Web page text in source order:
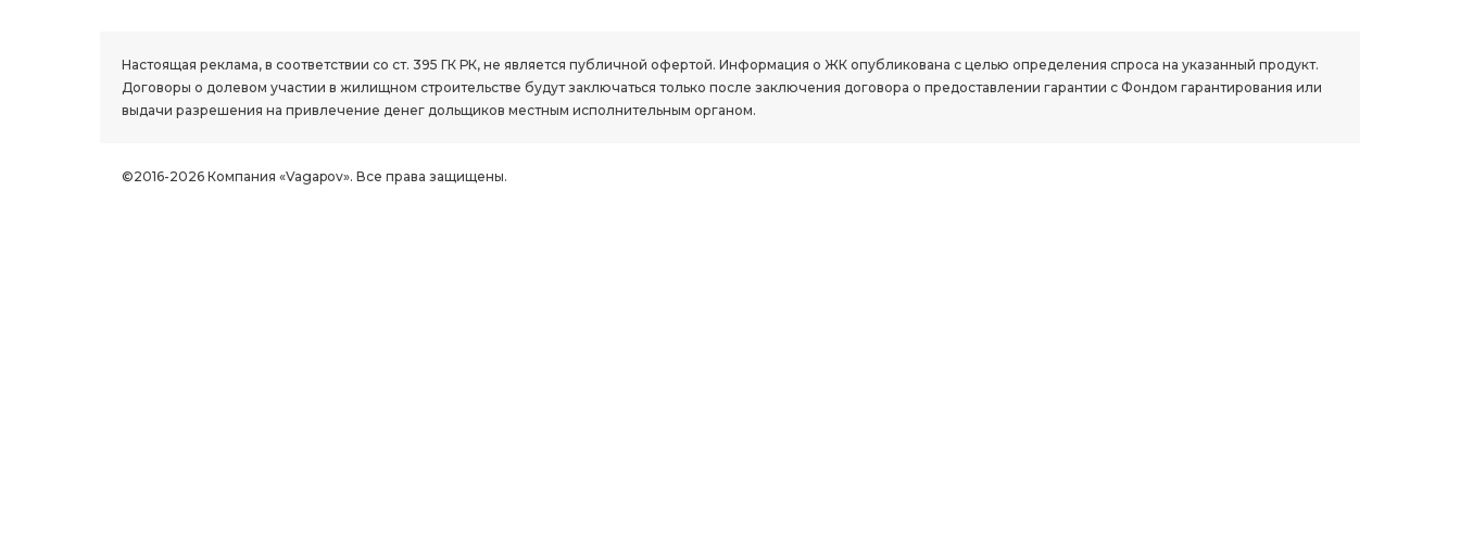
Настоящая реклама, в соответствии со ст. 395 ГК РК, не является публичной офертой. Информация о ЖК опубликована с целью определения спроса на указанный продукт.
Договоры о долевом участии в жилищном строительстве будут заключаться только после заключения договора о предоставлении гарантии с Фондом гарантирования или
выдачи разрешения на привлечение денег дольщиков местным исполнительным органом.
©2016-2026 Компания «Vagapov». Все права защищены.